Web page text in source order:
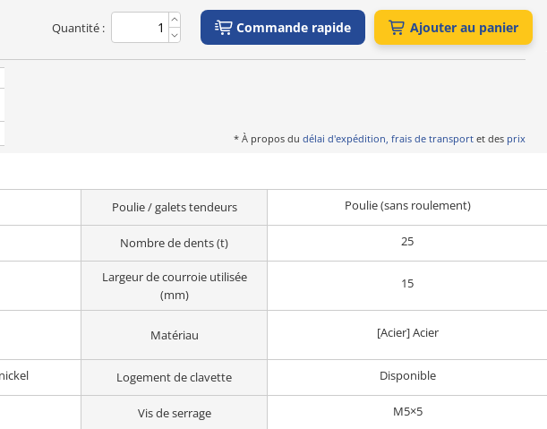
Quantité : Commande rapide Ajouter au panier
* À propos du délai d'expédition, frais de transport et des prix
Poulie / galets tendeurs Poulie (sans roulement)
Nombre de dents (t) 25
Largeur de courroie utilisée
(mm)
15
Matériau [Acier] Acier
Logement de clavette Disponible
Vis de serrage M5×5